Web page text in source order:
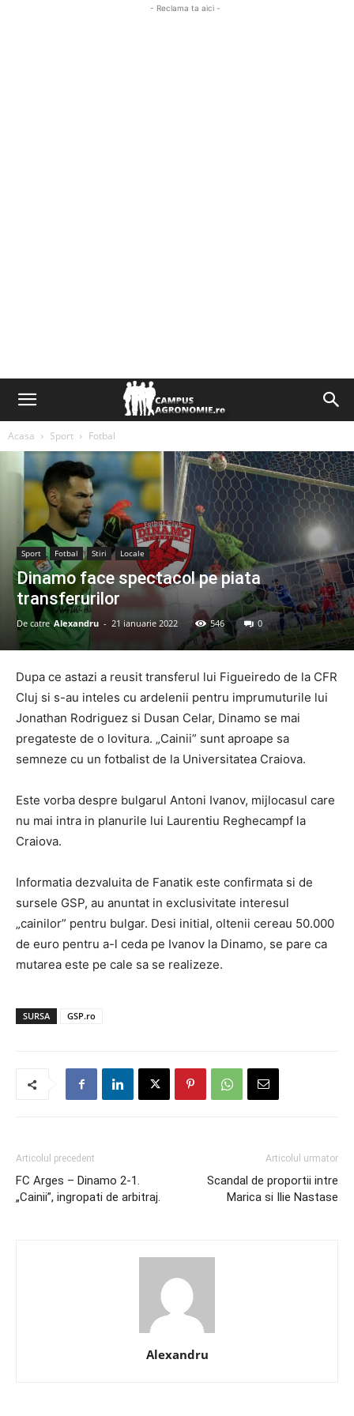
- Reclama ta aici -
Acasa Sport Fotbal
Sport Fotbal Stiri Locale
Dinamo face spectacol pe piata
transferurilor
De catre Alexandru - 21 ianuarie 2022 546 0
Dupa ce astazi a reusit transferul lui Figueiredo de la CFR
Cluj si s-au inteles cu ardelenii pentru imprumuturile lui
Jonathan Rodriguez si Dusan Celar, Dinamo se mai
pregateste de o lovitura. „Cainii” sunt aproape sa
semneze cu un fotbalist de la Universitatea Craiova.
Este vorba despre bulgarul Antoni Ivanov, mijlocasul care
nu mai intra in planurile lui Laurentiu Reghecampf la
Craiova.
Informatia dezvaluita de Fanatik este confirmata si de
sursele GSP, au anuntat in exclusivitate interesul
„cainilor” pentru bulgar. Desi initial, oltenii cereau 50.000
de euro pentru a-l ceda pe Ivanov la Dinamo, se pare ca
mutarea este pe cale sa se realizeze.
SURSA GSP.ro
Articolul precedent
FC Arges – Dinamo 2-1.
„Cainii”, ingropati de arbitraj.
Articolul urmator
Scandal de proportii intre
Marica si Ilie Nastase
Alexandru